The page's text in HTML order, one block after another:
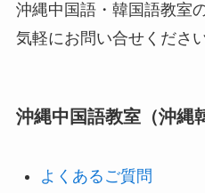
沖縄中国語・韓国語教室
気軽にお問い合せください
沖縄中国語教室（沖縄
よくあるご質問